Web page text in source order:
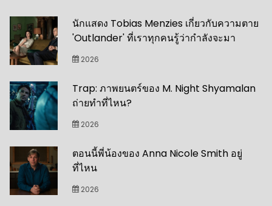
นักแสดง Tobias Menzies เกี่ยวกับความตาย
'Outlander' ที่เราทุกคนรู้ว่ากำลังจะมา
2026
Trap: ภาพยนตร์ของ M. Night Shyamalan
ถ่ายทำที่ไหน?
2026
ตอนนี้พี่น้องของ Anna Nicole Smith อยู่
ที่ไหน
2026